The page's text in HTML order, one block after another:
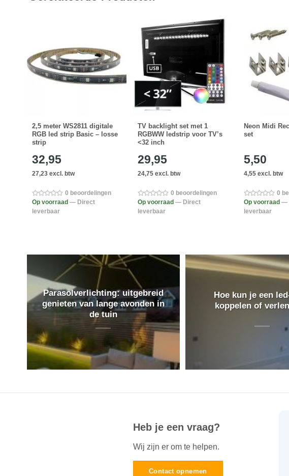
2,5 meter WS2811 digitale
RGB led strip Basic – losse
strip
32,95
27,23 excl. btw
0 beoordelingen
Op voorraad — Direct
leverbaar
TV backlight set met 1
RGBWW ledstrip voor TV’s
<32 inch
29,95
24,75 excl. btw
0 beoordelingen
Op voorraad — Direct
leverbaar
Neon Midi
set
5,50
4,55 excl. btw
0
Op voorraad —
leverbaar
Parasolverlichting: uitgebreid
genieten van lange avonden in
de tuin
Hoe kun je een
koppelen of
Heb je een vraag?
Wij zijn er om te helpen.
Contact opnemen